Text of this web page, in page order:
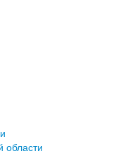
области